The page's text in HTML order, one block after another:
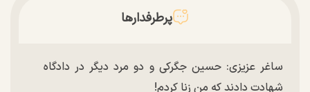
پرطرفدارها
ساغر عزیزی: حسین جگرکی و دو مرد دیگر در دادگاه
شهادت دادند که من زنا کردم!